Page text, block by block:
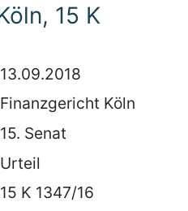
15 K
13.09.2018
Finanzgericht Köln
15. Senat
Urteil
15 K 1347/16